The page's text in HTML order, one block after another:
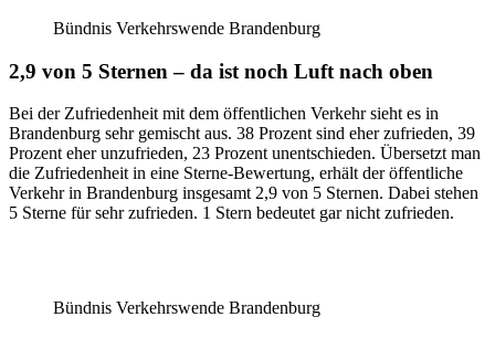
Bündnis Verkehrswende Brandenburg
2,9 von 5 Sternen – da ist noch Luft nach oben
Bei der Zufriedenheit mit dem öffentlichen Verkehr sieht es in
Brandenburg sehr gemischt aus. 38 Prozent sind eher zufrieden, 39
Prozent eher unzufrieden, 23 Prozent unentschieden. Übersetzt man
die Zufriedenheit in eine Sterne-Bewertung, erhält der öffentliche
Verkehr in Brandenburg insgesamt 2,9 von 5 Sternen. Dabei stehen
5 Sterne für sehr zufrieden. 1 Stern bedeutet gar nicht zufrieden.
Bündnis Verkehrswende Brandenburg